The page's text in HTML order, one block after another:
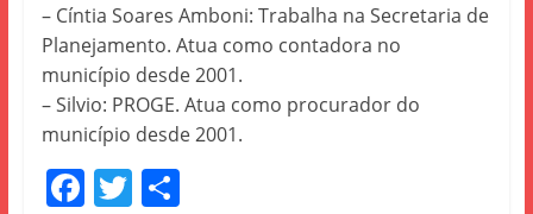
– Cíntia Soares Amboni: Trabalha na Secretaria de
Planejamento. Atua como contadora no
município desde 2001.
– Silvio: PROGE. Atua como procurador do
município desde 2001.
F T S